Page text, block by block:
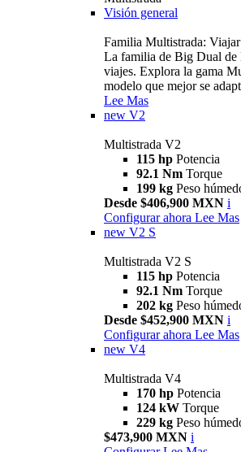
Visión general
Familia Multistrada:
La familia de Big Dual de
viajes. Explora la gama
modelo que mejor se
Lee Mas
new V2
Multistrada V2
115 hp Potencia
92.1 Nm Torque
199 kg Peso
Desde $406,900 MXN i
Configurar ahora Lee Mas
new V2 S
Multistrada V2 S
115 hp Potencia
92.1 Nm Torque
202 kg Peso
Desde $452,900 MXN i
Configurar ahora Lee Mas
new V4
Multistrada V4
170 hp Potencia
124 kW Torque
229 kg Peso
$473,900 MXN i